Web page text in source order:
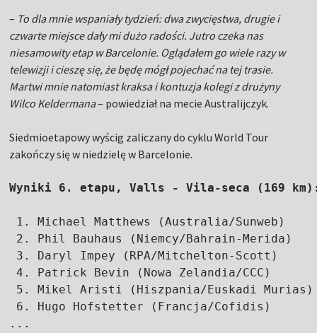
– To dla mnie wspaniały tydzień: dwa zwycięstwa, drugie i
czwarte miejsce dały mi dużo radości. Jutro czeka nas
niesamowity etap w Barcelonie. Oglądałem go wiele razy w
telewizji i cieszę się, że będę mógł pojechać na tej trasie.
Martwi mnie natomiast kraksa i kontuzja kolegi z drużyny
Wilco Keldermana– powiedział na mecie Australijczyk.
Siedmioetapowy wyścig zaliczany do cyklu World Tour
zakończy się w niedzielę w Barcelonie.
Wyniki 6. etapu, Valls - Vila-seca (169
1. Michael Matthews (Australia/Sunweb)
2. Phil Bauhaus (Niemcy/Bahrain-Merida)
3. Daryl Impey (RPA/Mitchelton-Scott)
4. Patrick Bevin (Nowa Zelandia/CCC)
5. Mikel Aristi (Hiszpania/Euskadi Murias)
6. Hugo Hofstetter (Francja/Cofidis)